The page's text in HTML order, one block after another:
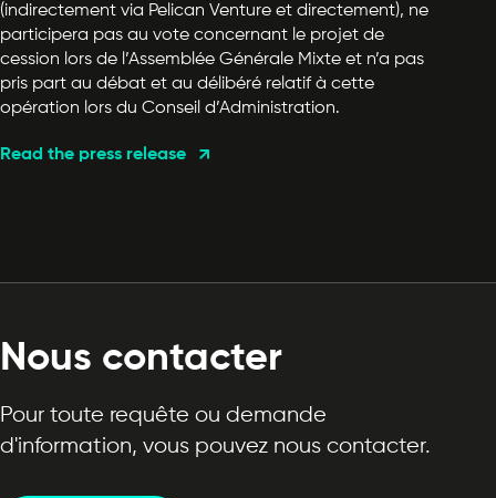
(indirectement via Pelican Venture et directement), ne
participera pas au vote concernant le projet de
cession lors de l’Assemblée Générale Mixte et n’a pas
pris part au débat et au délibéré relatif à cette
opération lors du Conseil d’Administration.
Read the press release
Nous contacter
Pour toute requête ou demande
d'information, vous pouvez nous contacter.